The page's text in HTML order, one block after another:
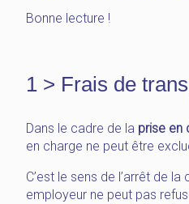
Bonne lecture !
1 > Frais de
Dans le cadre de la prise en
en charge ne peut être
C’est le sens de l’arrêt de
employeur ne peut pas